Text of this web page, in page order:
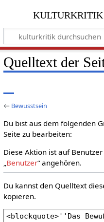
kulturkritik
Quelltext der
← Bewusstsein
Du bist aus dem folgenden
Seite zu bearbeiten:
Diese Aktion ist auf
„Benutzer“ angehören.
Du kannst den Quelltext
kopieren.